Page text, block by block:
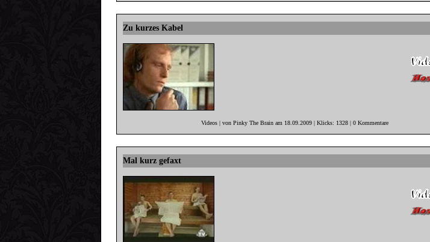
Zu kurzes Kabel
Videos | von Pinky The Brain am 18.09.2009 | Klicks: 1328 | 0 Kommentare
Mal kurz gefaxt